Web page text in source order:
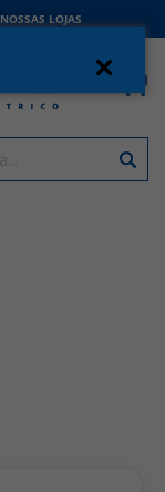
NOSSAS LOJAS